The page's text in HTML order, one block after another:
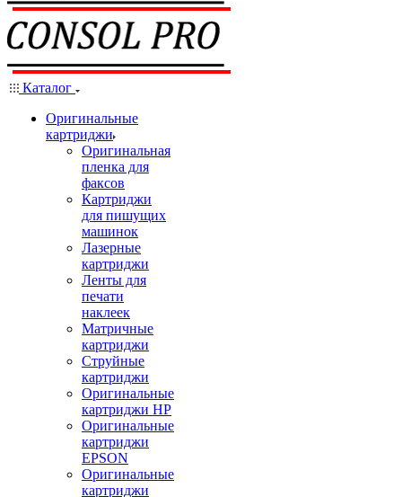
Каталог
Оригинальные
картриджи
Оригинальная
пленка для
факсов
Картриджи
для пишущих
машинок
Лазерные
картриджи
Ленты для
печати
наклеек
Матричные
картриджи
Струйные
картриджи
Оригинальные
картриджи HP
Оригинальные
картриджи
EPSON
Оригинальные
картриджи